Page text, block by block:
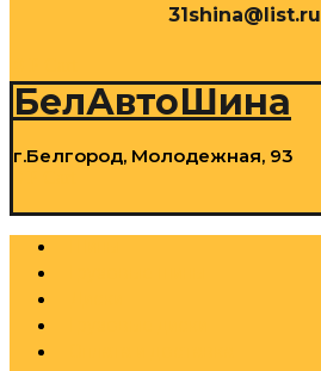
31shina@list.ru
БелАвтоШина
г.Белгород, Молодежная, 93